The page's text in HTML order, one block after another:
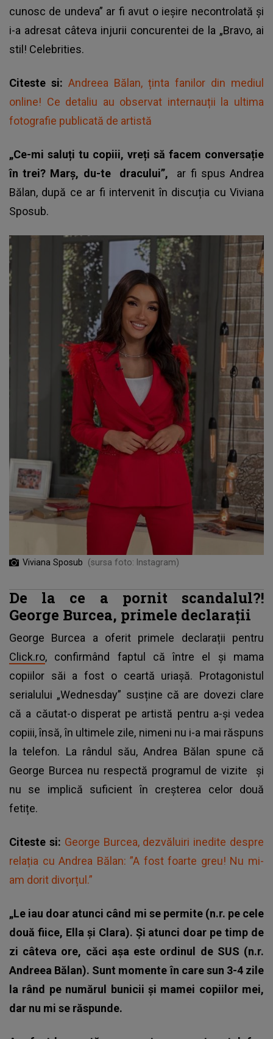
cunosc de undeva” ar fi avut o ieșire necontrolată și
i-a adresat câteva injurii concurentei de la „Bravo, ai
stil! Celebrities.
Citeste si: Andreea Bălan, ținta fanilor din mediul
online! Ce detaliu au observat internauții la ultima
fotografie publicată de artistă
„Ce-mi saluți tu copiii, vreți să facem conversație
în trei? Marș, du-te dracului”, ar fi spus Andrea
Bălan, după ce ar fi intervenit în discuția cu Viviana
Sposub.
Viviana Sposub (sursa foto: Instagram)
De la ce a pornit scandalul?!
George Burcea, primele declarații
George Burcea a oferit primele declarații pentru
Click.ro, confirmând faptul că între el și mama
copiilor săi a fost o ceartă uriașă. Protagonistul
serialului „Wednesday” susține că are dovezi clare
că a căutat-o disperat pe artistă pentru a-și vedea
copiii, însă, în ultimele zile, nimeni nu i-a mai răspuns
la telefon. La rândul său,Andrea Bălan spune că
George Burcea nu respectă programul de vizite
și
nu se implică suficient în creșterea celor două
fetițe.
Citeste si: George Burcea, dezvăluiri inedite despre
relația cu Andrea Bălan: ”A fost foarte greu! Nu mi-
am dorit divorțul.”
„Le iau doar atunci când mi se permite (n.r. pe cele
două fiice, Ella și Clara). Și atunci doar pe timp de
zi câteva ore, căci așa este ordinul de SUS (n.r.
Andreea Bălan). Sunt momente în care sun 3-4 zile
la rând pe numărul bunicii și mamei copiilor mei,
dar nu mi se răspunde.